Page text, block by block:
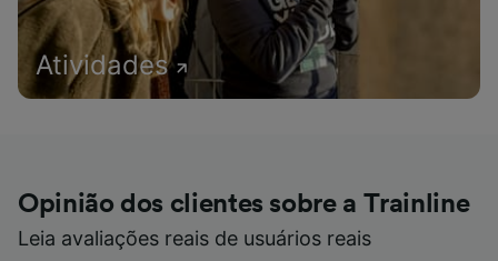
Atividades
Opinião dos clientes sobre a Trainline
Leia avaliações reais de usuários reais